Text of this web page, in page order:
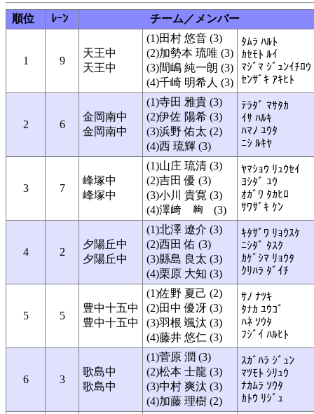
順位 ﾚｰﾝ チーム／メンバー
1 9
天王中
天王中
(1)田村 悠音 (3)
(2)加勢本 琉唯 (3)
(3)間嶋 純一朗 (3)
(4)千崎 明希人 (3)
ﾀﾑﾗ ﾊﾙﾄ
ｶｾﾓﾄ ﾙｲ
ﾏｼﾞﾏ ｼﾞｭﾝｲﾁﾛｳ
ｾﾝｻﾞｷ ｱｷﾋﾄ
2 6
金岡南中
金岡南中
(1)寺田 雅貴 (3)
(2)伊佐 陽希 (3)
(3)浜野 佑太 (2)
(4)西 琉輝 (3)
ﾃﾗﾀﾞ ﾏｻﾀｶ
ｲｻ ﾊﾙｷ
ﾊﾏﾉ ﾕｳﾀ
ﾆｼ ﾙｷﾔ
3 7
峰塚中
峰塚中
(1)山庄 琉清 (3)
(2)吉田 優 (3)
(3)小川 貴寛 (3)
(4)澤﨑
(3)
ﾔﾏｼｮｳ ﾘｭｳｾｲ
ﾖｼﾀﾞ ﾕｳ
ｵｶﾞﾜ ﾀｶﾋﾛ
ｻﾜｻﾞｷ ｹﾝ
4 2
夕陽丘中
夕陽丘中
(1)北澤 遼介 (3)
(2)西田 佑 (3)
(3)縣島 良太 (3)
(4)栗原 大知 (3)
ｷﾀｻﾞﾜ ﾘｮｳｽｹ
ﾆｼﾀﾞ ﾀｽｸ
ｶｹﾞｼﾏ ﾘｮｳﾀ
ｸﾘﾊﾗ ﾀﾞｲﾁ
5 5
豊中十五中
豊中十五中
(1)佐野 夏己 (2)
(2)田中 優冴 (3)
(3)羽根 颯汰 (3)
(4)藤井 悠仁 (3)
ｻﾉ ﾅﾂｷ
ﾀﾅｶ ﾕｳｺﾞ
ﾊﾈ ｿｳﾀ
ﾌｼﾞｲ ﾊﾙﾋﾄ
6 3
歌島中
歌島中
(1)菅原 潤 (3)
(2)松本 士龍 (3)
(3)中村 爽汰 (3)
(4)加藤 理樹 (2)
ｽｶﾞﾊﾗ ｼﾞｭﾝ
ﾏﾂﾓﾄ ｼﾘｭｳ
ﾅｶﾑﾗ ｿｳﾀ
ｶﾄｳ ﾘｼﾞｭ